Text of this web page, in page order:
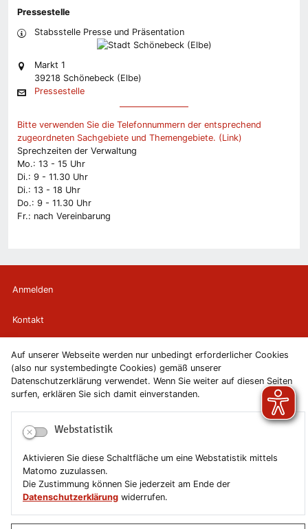
Auf unserer Webseite werden nur unbedingt erforderlicher Cookies
(also nur systembedingte Cookies) gemäß unserer
Datenschutzerklärung verwendet. Wenn Sie weiter auf diesen Seiten
surfen, erklären Sie sich damit einverstanden.
Webstatistik
Aktivieren Sie diese Schaltfläche um eine Webstatistik mittels
Matomo zuzulassen.
Die Zustimmung können Sie jederzeit am Ende der
Datenschutzerklärung widerrufen.
Pressestelle
Stabsstelle Presse und Präsentation
Markt 1
39218 Schönebeck (Elbe)
Pressestelle
Bitte verwenden Sie die Telefonnummern der entsprechend
zugeordneten Sachgebiete und Themengebiete. (Link)
Sprechzeiten der Verwaltung
Mo.: 13 - 15 Uhr
Di.: 9 - 11.30 Uhr
Di.: 13 - 18 Uhr
Do.: 9 - 11.30 Uhr
Fr.: nach Vereinbarung
Anmelden
Kontakt
Newsletter
Newsletterabmeldung
Impressum
Datenschutzerklärung
Erklärung zur Barrierefreiheit
Leichte Sprache